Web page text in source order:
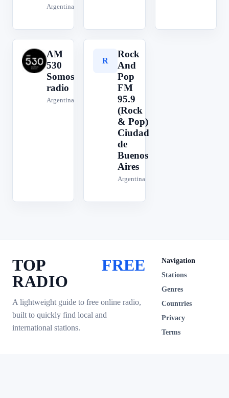
Argentina
A
AM
530
Somos
radio
Argentina
R
Rock
And
Pop
FM
95.9
(Rock
& Pop)
Ciudad
de
Buenos
Aires
Argentina
TOP
RADIO
FREE
A lightweight guide to free online radio,
built to quickly find local and
international stations.
Navigation
Stations
Genres
Countries
Privacy
Terms